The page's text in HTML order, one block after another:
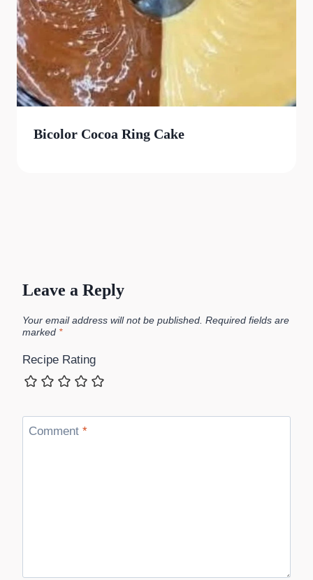
Bicolor Cocoa Ring Cake
Leave a Reply
Your email address will not be published. Required fields are
marked *
Recipe Rating
Comment *